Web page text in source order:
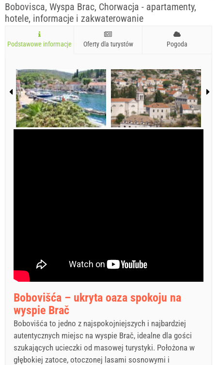
Bobovisca, Wyspa Brac, Chorwacja - apartamenty,
hotele, informacje i zakwaterowanie
Podstawowe informacje Oferty dla turystów Pogoda
Bobovišća – ukryta oaza spokoju na
wyspie Brač
Bobovišća to jedno z najspokojniejszych i najbardziej
autentycznych miejsc na wyspie Brač, idealne dla gości
szukających ucieczki od masowej turystyki. Położona w
głębokiej zatoce, otoczonej lasami sosnowymi i